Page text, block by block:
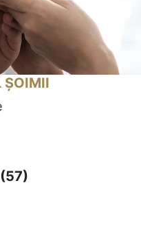
ȘOIMII
(57)